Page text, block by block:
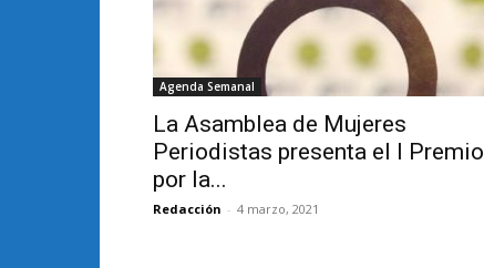
Agenda Semanal
La Asamblea de Mujeres
Periodistas presenta el I Premio
por la...
Redacción - 4 marzo, 2021